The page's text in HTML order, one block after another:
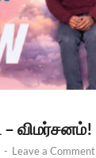
– விமர்சனம்!
- Leave a Comment